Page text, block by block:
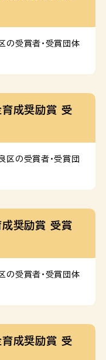
の受賞者・受賞団体
育成奨励賞 受
区の受賞者・受賞団
成奨励賞 受賞
の受賞者・受賞団体
育成奨励賞 受